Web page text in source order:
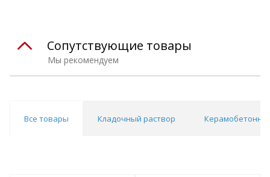
Мы рекомендуем
Сопутствующие товары
Все товары Кладочный раствор